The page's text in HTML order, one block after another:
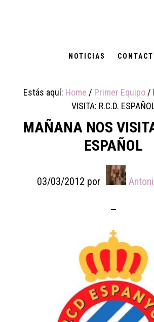
NOTICIAS
Estás aquí: Home / Primer Equipo /
VISITA: R.C.D.
MAÑANA NOS
ESPAÑOL
03/03/2012 por